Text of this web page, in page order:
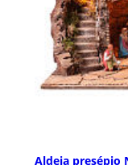
Aldeia presépio